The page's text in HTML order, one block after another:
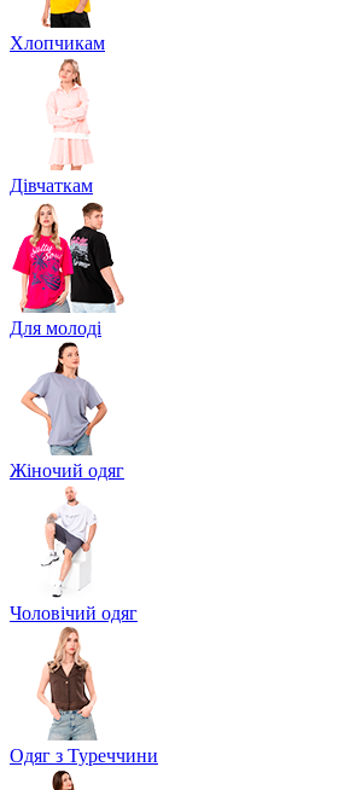
Хлопчикам
Дівчаткам
Для молоді
Жіночий одяг
Чоловічий одяг
Одяг з Туреччини